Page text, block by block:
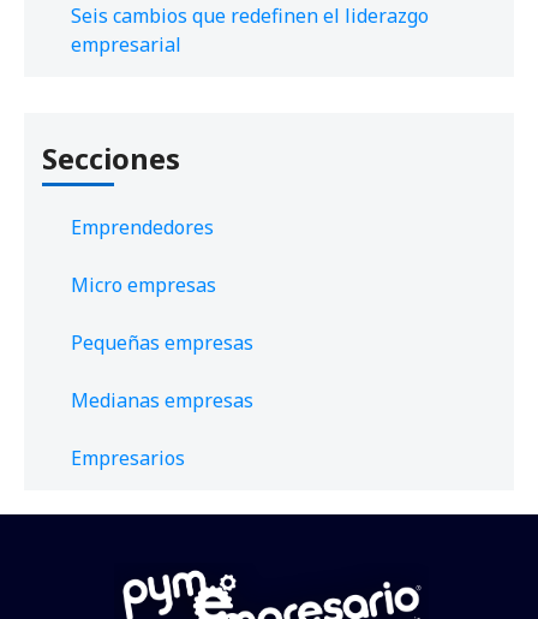
Seis cambios que redefinen el liderazgo
empresarial
Secciones
Emprendedores
Micro empresas
Pequeñas empresas
Medianas empresas
Empresarios